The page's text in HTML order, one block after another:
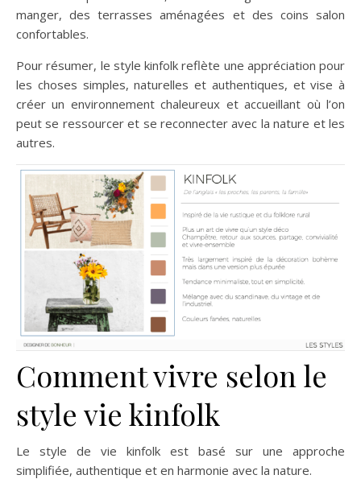
manger, des terrasses aménagées et des coins salon
confortables.
Pour résumer, le style kinfolk reflète une appréciation pour
les choses simples, naturelles et authentiques, et vise à
créer un environnement chaleureux et accueillant où l’on
peut se ressourcer et se reconnecter avec la nature et les
autres.
Comment vivre selon le
style vie kinfolk
Le style de vie kinfolk est basé sur une approche
simplifiée, authentique et en harmonie avec la nature.